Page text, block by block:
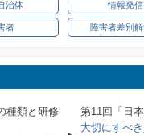
治体 情報発信
者 障害者差別
種類と研修
第11回「日
大切にすべ